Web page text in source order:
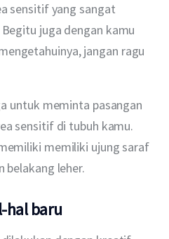
sensitif yang sangat
juga dengan kamu
jangan ragu
untuk meminta pasangan
sensitif di tubuh kamu.
memiliki ujung saraf
belakang leher.
hal baru